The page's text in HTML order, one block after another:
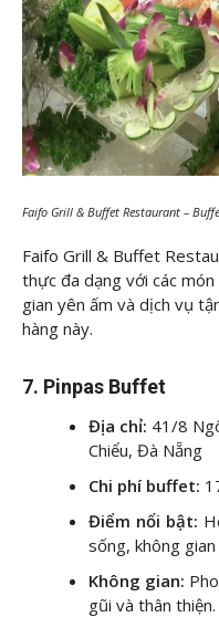
Faifo Grill & Buffet Restaurant –
Faifo Grill & Buffet
thực đa dạng với các
gian yên ấm và dịch vụ
hàng này.
7. Pinpas Buffet
Địa chỉ: 41/8
Chiểu, Đà Nẵng
Chi phí buffet:
Điểm nổi bật:
sống, không
Không gian:
gũi và thân thiện.